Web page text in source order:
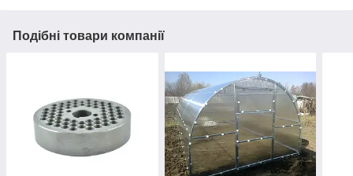
Подібні товари компанії